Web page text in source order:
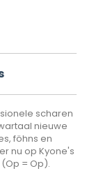
scharen
nieuwe
föhns en
nu op Kyone's
= Op).